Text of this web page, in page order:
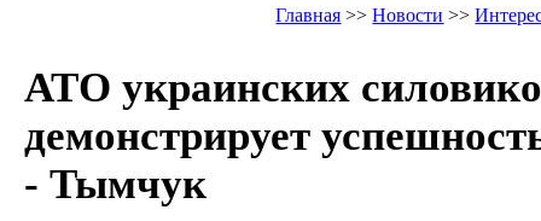
Главная >>Новости >>
АТО украинских
демонстрирует
- Тымчук